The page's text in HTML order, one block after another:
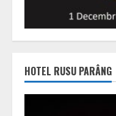
HOTEL RUSU PARÂNG